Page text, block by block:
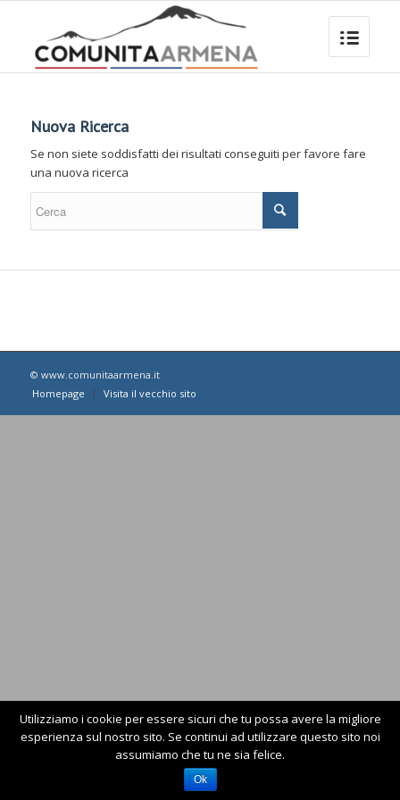
Nuova Ricerca
Se non siete soddisfatti dei risultati conseguiti per favore fare
una nuova ricerca
© www.comunitaarmena.it
Homepage
Visita il vecchio sito
Utilizziamo i cookie per essere sicuri che tu possa avere la migliore
esperienza sul nostro sito. Se continui ad utilizzare questo sito noi
assumiamo che tu ne sia felice.
Ok